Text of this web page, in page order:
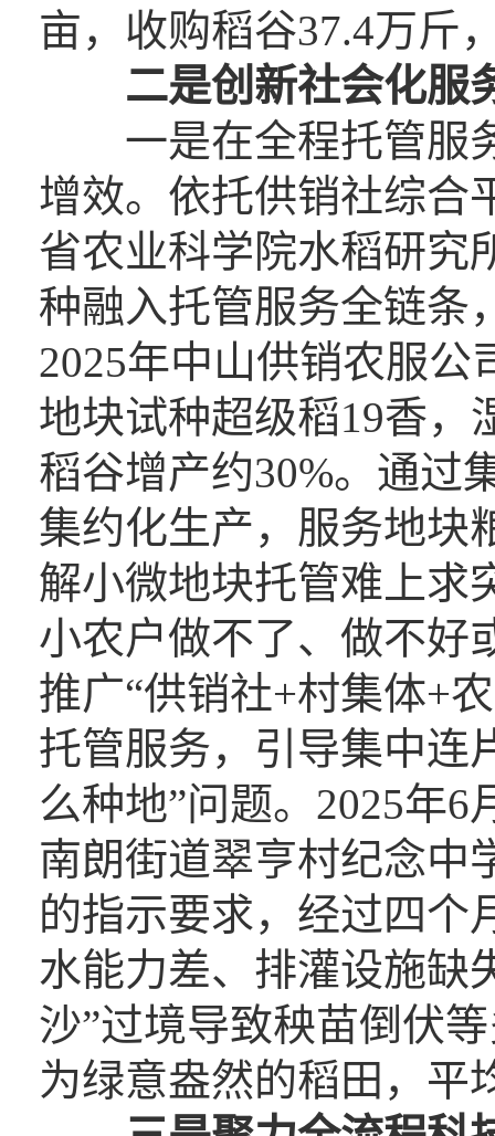
亩，收购稻谷37.4万斤
二是创新社会化服
一是在全程托管服务
增效。依托供销社综合
省农业科学院水稻研究
种融入托管服务全链条
2025年中山供销农服
地块试种超级稻19香，
稻谷增产约30%。通过
集约化生产，服务地块
解小微地块托管难上求
小农户做不了、做不好
推广“供销社+村集体+
托管服务，引导集中连
么种地”问题。2025年
南朗街道翠亨村纪念中
的指示要求，经过四个
水能力差、排灌设施缺
沙”过境导致秧苗倒伏
为绿意盎然的稻田，平